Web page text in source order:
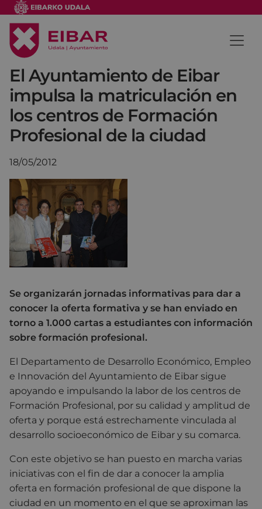
El Ayuntamiento de Eibar
impulsa la matriculación en
los centros de Formación
Profesional de la ciudad
18/05/2012
Se organizarán jornadas informativas para dar a
conocer la oferta formativa y se han enviado en
torno a 1.000 cartas a estudiantes con información
sobre formación profesional.
El Departamento de Desarrollo Económico, Empleo
e Innovación del Ayuntamiento de Eibar sigue
apoyando e impulsando la labor de los centros de
Formación Profesional, por su calidad y amplitud de
oferta y porque está estrechamente vinculada al
desarrollo socioeconómico de Eibar y su comarca.
Con este objetivo se han puesto en marcha varias
iniciativas con el fin de dar a conocer la amplia
oferta en formación profesional de que dispone la
ciudad en un momento en el que se aproximan las